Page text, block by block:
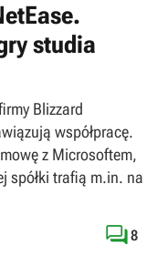
studia
Blizzard
współpracę.
z Microsoftem,
spółki trafią m.in. na
8